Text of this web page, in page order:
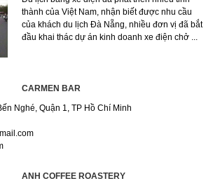
thành của Việt Nam, nhận biết được nhu cầu
của khách du lịch Đà Nẵng, nhiều đơn vị đã bắt
đầu khai thác dự án kinh doanh xe điện chở ...
CARMEN BAR
Nghé, Quận 1, TP Hồ Chí Minh
ANH COFFEE ROASTERY